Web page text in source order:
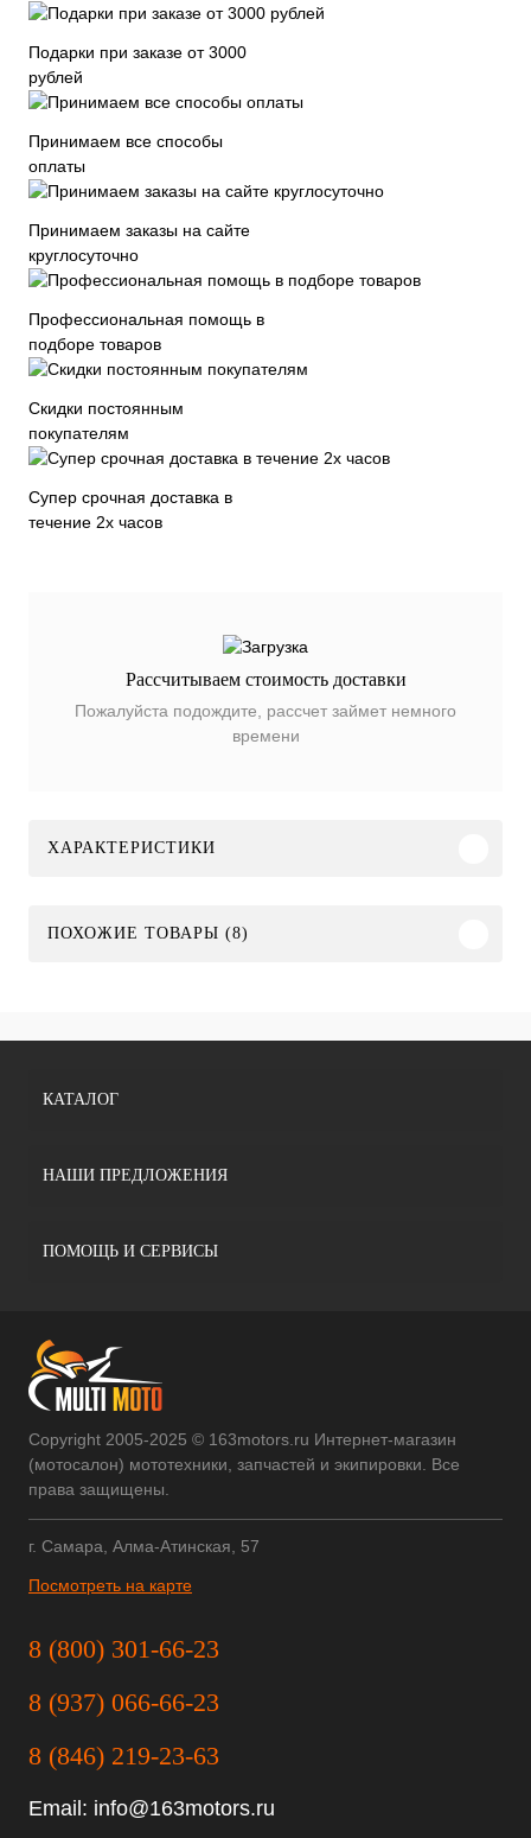
Подарки при заказе от 3000
рублей
Принимаем все способы
оплаты
Принимаем заказы на сайте
круглосуточно
Профессиональная помощь в
подборе товаров
Скидки постоянным
покупателям
Супер срочная доставка в
течение 2х часов
Рассчитываем стоимость доставки
Пожалуйста подождите, рассчет займет немного
времени
ХАРАКТЕРИСТИКИ
ПОХОЖИЕ ТОВАРЫ (8)
КАТАЛОГ
НАШИ ПРЕДЛОЖЕНИЯ
ПОМОЩЬ И СЕРВИСЫ
Copyright 2005-2025 © 163motors.ru Интернет-магазин
(мотосалон) мототехники, запчастей и экипировки. Все
права защищены.
г. Самара, Алма-Атинская, 57
Посмотреть на карте
8 (800) 301-66-23
8 (937) 066-66-23
8 (846) 219-23-63
Email: info@163motors.ru